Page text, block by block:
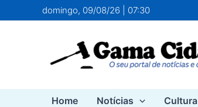
para
domingo, 09/08/26 | 07:30
Home Notícias Cultura